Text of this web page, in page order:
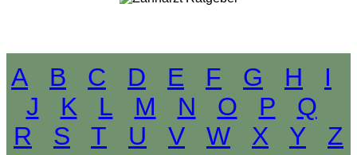
A B C D E F G H
I
J
K L M N O P
Q
R
S T U V W X Y Z